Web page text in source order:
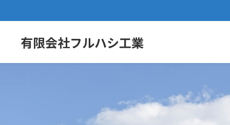
有限会社フルハシ工業